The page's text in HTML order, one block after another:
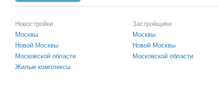
Новостройки
Москвы
Новой Москвы
Московской области
Жилые комплексы
Застройщики
Москвы
Новой Москвы
Московской области